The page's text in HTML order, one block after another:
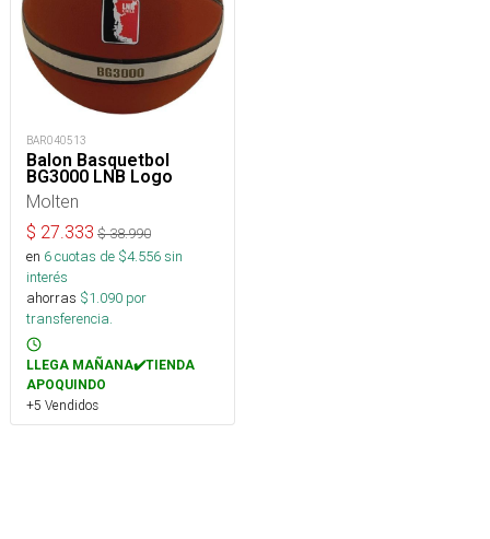
BAR040513
Balon Basquetbol
BG3000 LNB Logo
Molten
$ 27.333 $38.990
en 6cuotas de $4.556sin
interés
ahorras $1.090 por
transferencia.
LLEGA MAÑANA✔️TIENDA
APOQUINDO
+5 Vendidos